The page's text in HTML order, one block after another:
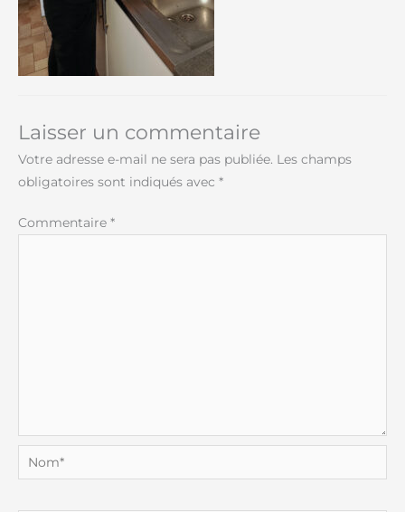
Laisser un commentaire
Votre adresse e-mail ne sera pas publiée. Les champs
obligatoires sont indiqués avec *
Commentaire *
Nom*